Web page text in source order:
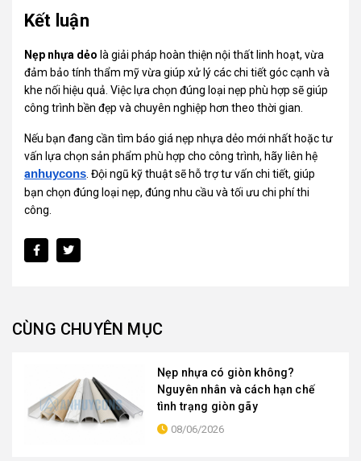
Kết luận
Nẹp nhựa dẻo là giải pháp hoàn thiện nội thất linh hoạt, vừa
đảm bảo tính thẩm mỹ vừa giúp xử lý các chi tiết góc cạnh và
khe nối hiệu quả. Việc lựa chọn đúng loại nẹp phù hợp sẽ giúp
công trình bền đẹp và chuyên nghiệp hơn theo thời gian.
Nếu bạn đang cần tìm báo giá nẹp nhựa dẻo mới nhất hoặc tư
vấn lựa chọn sản phẩm phù hợp cho công trình, hãy liên hệ
anhuycons . Đội ngũ kỹ thuật sẽ hỗ trợ tư vấn chi tiết, giúp
bạn chọn đúng loại nẹp, đúng nhu cầu và tối ưu chi phí thi
công.
CÙNG CHUYÊN MỤC
Nẹp nhựa có giòn không?
Nguyên nhân và cách hạn chế
tình trạng giòn gãy
08/06/2026